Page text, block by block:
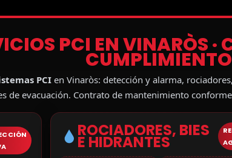
PCI EN VINARÒS ·
CUMPLIMIENTO
PCIen Vinaròs: detección y alarma,
de evacuación. Contrato de mantenimiento
ROCIADORES, BIES
E HIDRANTES